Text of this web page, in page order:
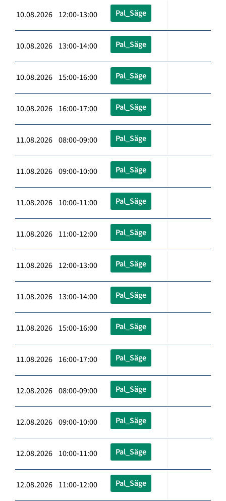
10.08.2026 12:00-13:00 Pal_Säge
10.08.2026 13:00-14:00 Pal_Säge
10.08.2026 15:00-16:00 Pal_Säge
10.08.2026 16:00-17:00 Pal_Säge
11.08.2026 08:00-09:00 Pal_Säge
11.08.2026 09:00-10:00 Pal_Säge
11.08.2026 10:00-11:00 Pal_Säge
11.08.2026 11:00-12:00 Pal_Säge
11.08.2026 12:00-13:00 Pal_Säge
11.08.2026 13:00-14:00 Pal_Säge
11.08.2026 15:00-16:00 Pal_Säge
11.08.2026 16:00-17:00 Pal_Säge
12.08.2026 08:00-09:00 Pal_Säge
12.08.2026 09:00-10:00 Pal_Säge
12.08.2026 10:00-11:00 Pal_Säge
12.08.2026 11:00-12:00 Pal_Säge